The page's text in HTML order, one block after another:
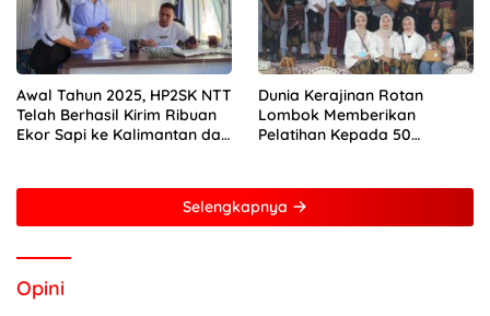
Awal Tahun 2025, HP2SK NTT
Telah Berhasil Kirim Ribuan
Ekor Sapi ke Kalimantan dan
Dunia Kerajinan Rotan
Lombok Memberikan
Pelatihan Kepada 50
Young Frenuer 2024
Selengkapnya
Opini